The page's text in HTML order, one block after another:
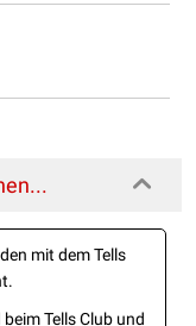
mit dem Tells
Tells Club und